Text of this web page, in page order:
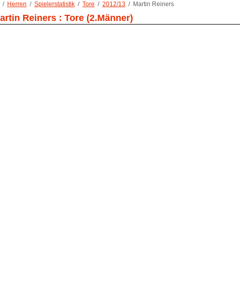
Herren Spielerstatistik Tore 2012/13 Martin Reiners
Reiners : Tore (2.Männer)